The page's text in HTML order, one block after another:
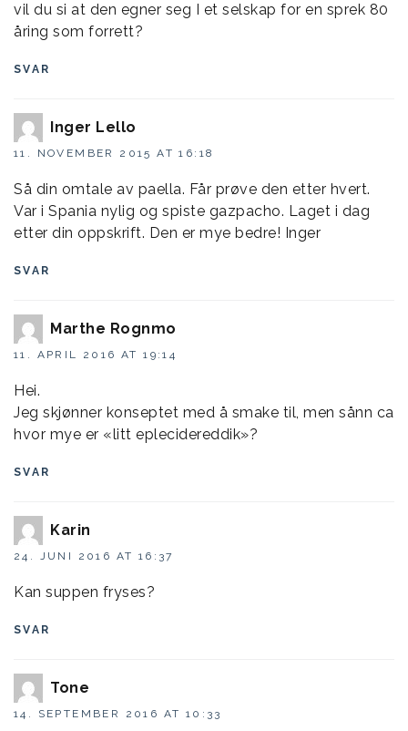
vil du si at den egner seg I et selskap for en sprek 80
åring som forrett?
SVAR
Inger Lello
11. NOVEMBER 2015 AT 16:18
Så din omtale av paella. Får prøve den etter hvert.
Var i Spania nylig og spiste gazpacho. Laget i dag
etter din oppskrift. Den er mye bedre! Inger
SVAR
Marthe Rognmo
11. APRIL 2016 AT 19:14
Hei.
Jeg skjønner konseptet med å smake til, men sånn ca
hvor mye er «litt eplecidereddik»?
SVAR
Karin
24. JUNI 2016 AT 16:37
Kan suppen fryses?
SVAR
Tone
14. SEPTEMBER 2016 AT 10:33